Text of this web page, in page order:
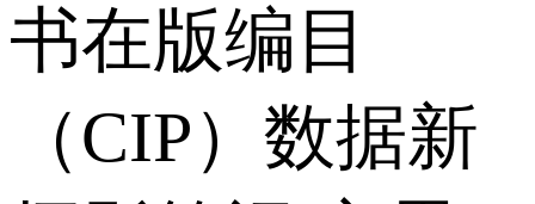
书在版编目
（CIP）数据新